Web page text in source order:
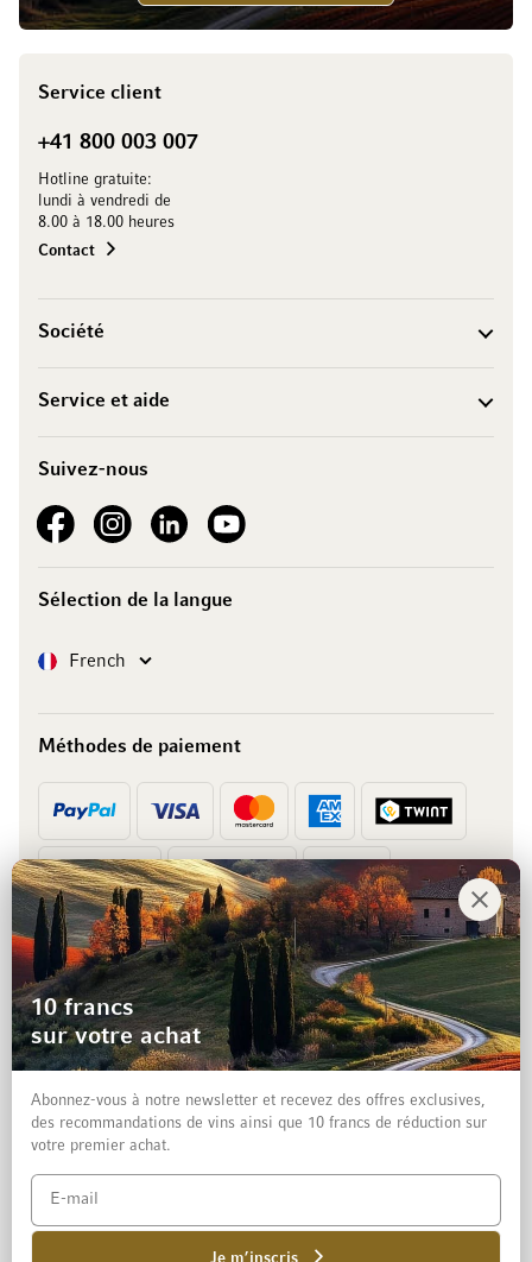
Service client
+41 800 003 007
Hotline gratuite:
lundi à vendredi de
8.00 à 18.00 heures
Contact
Société
Service et aide
Suivez-nous
See our FacebookSee our Instagram account
See our LinkedInSee our YouTube channel
Sélection de la langue
LangueFrench
Méthodes de paiement
Prépaiement Facture
Protection des données et clause de non-responsabilité
10 francs
sur votre achat
Abonnez-vous à notre newsletter et recevez des offres exclusives,
des recommandations de vins ainsi que 10 francs de réduction sur
votre premier achat.
Je m’inscris